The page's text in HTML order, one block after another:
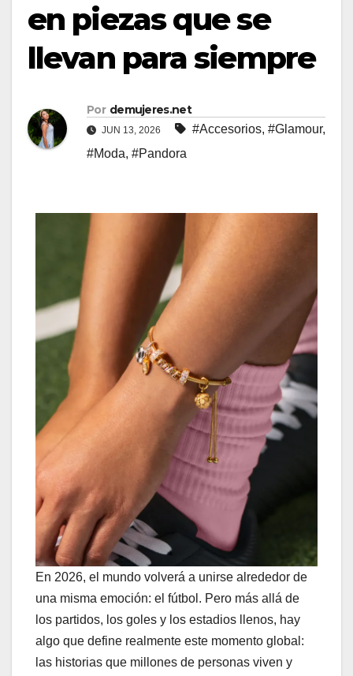
en piezas que se
llevan para siempre
Por demujeres.net
JUN 13, 2026 #Accesorios, #Glamour,
#Moda, #Pandora
En 2026, el mundo volverá a unirse alrededor de
una misma emoción: el fútbol. Pero más allá de
los partidos, los goles y los estadios llenos, hay
algo que define realmente este momento global:
las historias que millones de personas viven y